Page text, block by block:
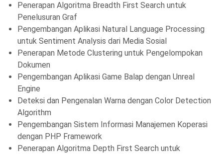
Penerapan Algoritma Breadth First Search untuk
Penelusuran Graf
Pengembangan Aplikasi Natural Language Processing
untuk Sentiment Analysis dari Media Sosial
Penerapan Metode Clustering untuk Pengelompokan
Dokumen
Pengembangan Aplikasi Game Balap dengan Unreal
Engine
Deteksi dan Pengenalan Warna dengan Color Detection
Algorithm
Pengembangan Sistem Informasi Manajemen Koperasi
dengan PHP Framework
Penerapan Algoritma Depth First Search untuk